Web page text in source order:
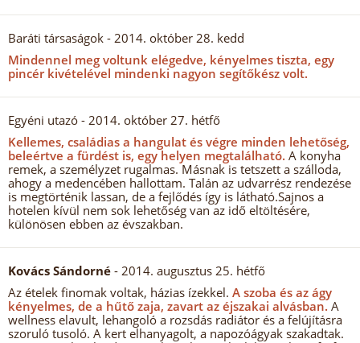
Baráti társaságok - 2014. október 28. kedd
Mindennel meg voltunk elégedve, kényelmes tiszta, egy
pincér kivételével mindenki nagyon segítőkész volt.
Egyéni utazó - 2014. október 27. hétfő
Kellemes, családias a hangulat és végre minden lehetőség,
beleértve a fürdést is, egy helyen megtalálható. A konyha
remek, a személyzet rugalmas. Másnak is tetszett a szálloda,
ahogy a medencében hallottam. Talán az udvarrész rendezése
is megtörténik lassan, de a fejlődés így is látható.Sajnos a
hotelen kívül nem sok lehetőség van az idő eltöltésére,
különösen ebben az évszakban.
Kovács Sándorné - 2014. augusztus 25. hétfő
Az ételek finomak voltak, házias ízekkel. A szoba és az ágy
kényelmes, de a hűtő zaja, zavart az éjszakai alvásban. A
wellness elavult, lehangoló a rozsdás radiátor és a felújításra
szoruló tusoló. A kert elhanyagolt, a napozóágyak szakadtak.